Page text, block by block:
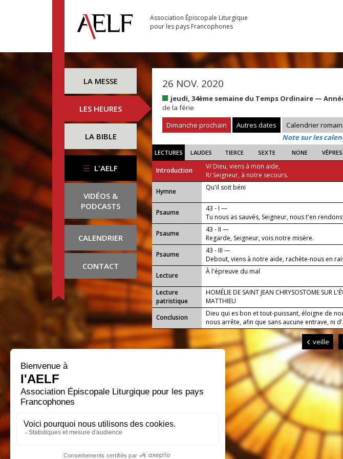
Association Épiscopale Liturgique
pour les pays Francophones
LA MESSE
LES HEURES
LA BIBLE
L'AELF
VIDÉOS &
PODCASTS
CALENDRIER
CONTACT
26 NOV. 2020
jeudi, 34ème semaine du Temps Ordinaire —
de la férie
Dimanche prochain
Autres dates Calendrier romain
Note sur les
LECTURES LAUDES TIERCE SEXTE NONE VÊPRES
Introduction
V/ Dieu, viens à mon aide,
R/ Seigneur, à notre secours.
...
Hymne Qu'il soit béni
Psaume
43 - I —
Tu nous as sauvés, Seigneur, nous t'en
jamais.
Psaume
43 - II —
Regarde, Seigneur, vois notre misère.
Psaume
43 - III —
Debout, viens à notre aide, rachète-nous en
amour.
Lecture
À l'épreuve du mal
Lecture
patristique
HOMÉLIE DE SAINT JEAN CHRYSOSTOME SUR
MATTHIEU
Conclusion
Dieu qui es bon et tout-puissant, éloigne de
nous arrête, afin que sans aucune entrave, ni
veille